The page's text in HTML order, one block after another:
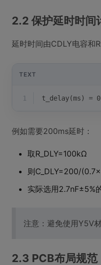
2.2 保护延时时间
延时时间由CDLY电容和
TEXT
1 t_delay(ms) =
例如需要200ms延时：
取R_DLY=100kΩ
则C_DLY=200/
实际选用2.7nF±5%
注意：避免使用Y5V
2.3 PCB布局规范